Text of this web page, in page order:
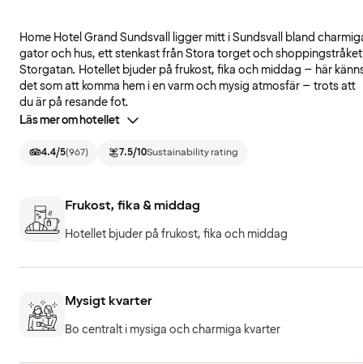
Home Hotel Grand Sundsvall ligger mitt i Sundsvall bland
gator och hus, ett stenkast från Stora torget och shoppingstråket
Storgatan. Hotellet bjuder på frukost, fika och middag – här
det som att komma hem i en varm och mysig atmosfär – trots att
du är på resande fot.
Läs mer om hotellet
4.4/5(967) 7.5/10Sustainability rating
Frukost, fika & middag
Hotellet bjuder på frukost, fika och middag
Mysigt kvarter
Bo centralt i mysiga och charmiga kvarter